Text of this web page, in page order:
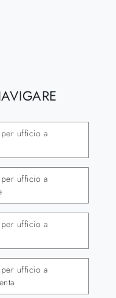
ufficio a
ufficio a
ufficio a
ufficio a